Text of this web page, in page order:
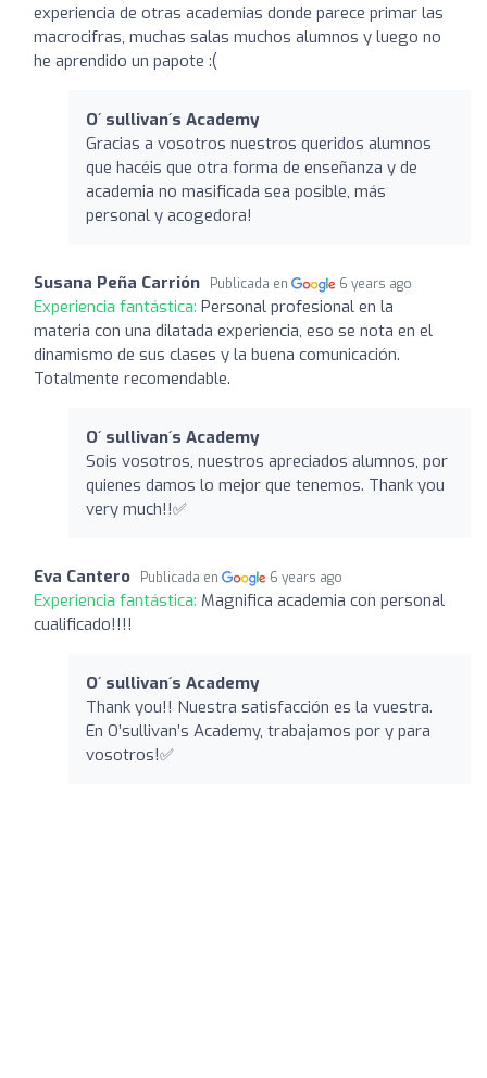
experiencia de otras academias donde parece primar las
macrocifras, muchas salas muchos alumnos y luego no
he aprendido un papote :(
O´ sullivan´s Academy
Gracias a vosotros nuestros queridos alumnos
que hacéis que otra forma de enseñanza y de
academia no masificada sea posible, más
personal y acogedora!
Susana Peña Carrión Publicada en 6 years ago
Experiencia fantástica: Personal profesional en la
materia con una dilatada experiencia, eso se nota en el
dinamismo de sus clases y la buena comunicación.
Totalmente recomendable.
O´ sullivan´s Academy
Sois vosotros, nuestros apreciados alumnos, por
quienes damos lo mejor que tenemos. Thank you
very much!!✅
Eva Cantero Publicada en 6 years ago
Experiencia fantástica: Magnifica academia con personal
cualificado!!!!
O´ sullivan´s Academy
Thank you!! Nuestra satisfacción es la vuestra.
En O’sullivan’s Academy, trabajamos por y para
vosotros!✅